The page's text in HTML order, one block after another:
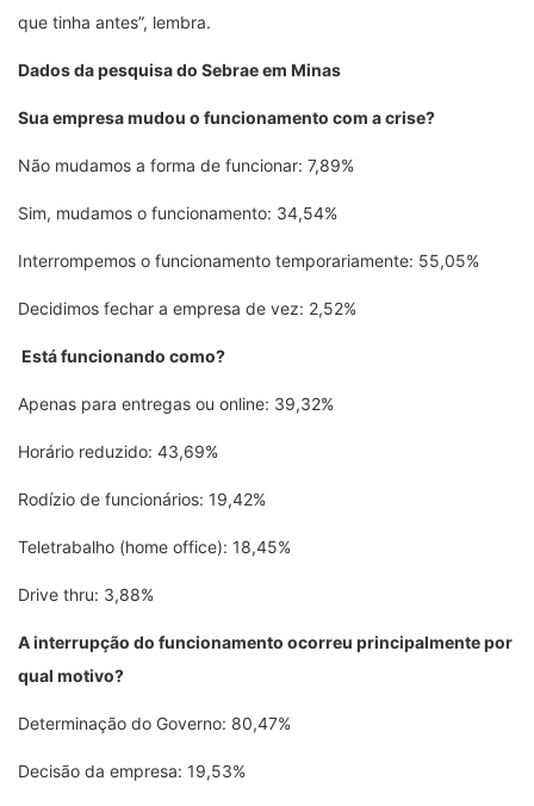
que tinha antes”, lembra.
Dados da pesquisa do Sebrae em Minas
Sua empresa mudou o funcionamento com a crise?
Não mudamos a forma de funcionar: 7,89%
Sim, mudamos o funcionamento: 34,54%
Interrompemos o funcionamento temporariamente: 55,05%
Decidimos fechar a empresa de vez: 2,52%
Está funcionando como?
Apenas para entregas ou online: 39,32%
Horário reduzido: 43,69%
Rodízio de funcionários: 19,42%
Teletrabalho (home office): 18,45%
Drive thru: 3,88%
A interrupção do funcionamento ocorreu principalmente por
qual motivo?
Determinação do Governo: 80,47%
Decisão da empresa: 19,53%